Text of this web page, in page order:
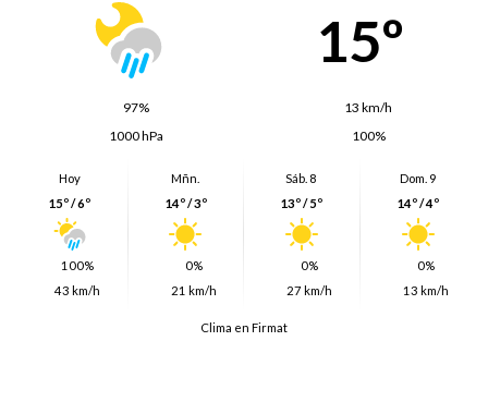
15º
97%
13 km/h
1000 hPa
100%
Hoy
15º / 6º
100%
43 km/h
Mñn.
14º / 3º
0%
21 km/h
Sáb. 8
13º / 5º
0%
27 km/h
Dom. 9
14º / 4º
0%
13 km/h
Clima en Firmat